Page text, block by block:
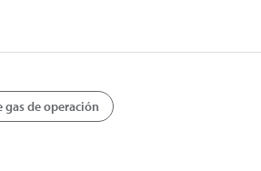
gas de operación